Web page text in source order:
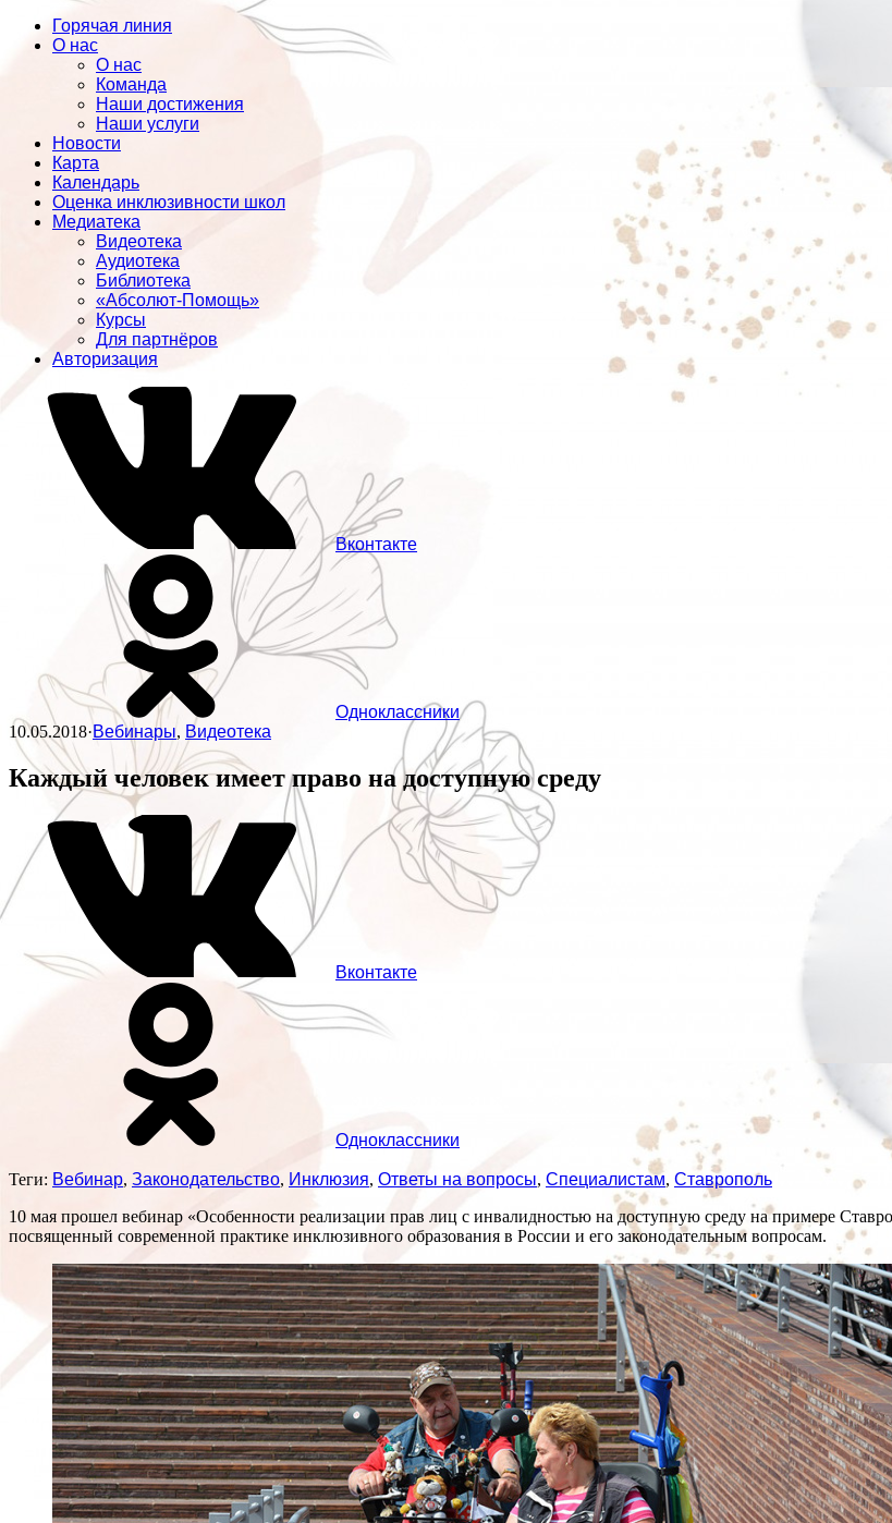
Горячая линия
О нас
О нас
Команда
Наши достижения
Наши услуги
Новости
Карта
Календарь
Оценка инклюзивности школ
Медиатека
Видеотека
Аудиотека
Библиотека
«Абсолют-Помощь»
Курсы
Для партнёров
Авторизация
Вконтакте
Одноклассники
10.05.2018·Вебинары, Видеотека
Каждый человек имеет право на доступную среду
Вконтакте
Одноклассники
Теги: Вебинар, Законодательство, Инклюзия, Ответы на вопросы, Специалистам, Ставрополь
10 мая прошел вебинар «Особенности реализации прав лиц с инвалидностью на доступную среду на примере
посвященный современной практике инклюзивного образования в России и его законодательным вопросам.